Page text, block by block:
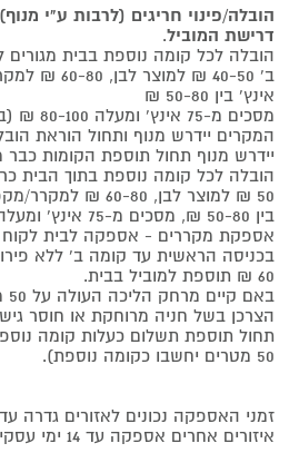
הובלה/פינוי חריגים (לרבות ע"י
דרישת המוביל.
הובלה לכל קומה נוספת בבית
אינץ' בין 50-80 ₪
מסכים מ-75
המקרים יידרש מנוף ותחול הוראת
יידרש מנוף תחול תוספת הקומות
בין 50-80 ₪, מסכים מ-75 אינץ' ומעלה 80-100 ₪.
אספקת מקררים - אספקה לבית
בכניסה הראשית עד קומה ב' ללא
60 ₪ תוספת למוביל בבית.
הצרכן בשל חניה מרוחקת או חוסר
תחול תוספת תשלום כעלות קומה
50 מטרים יחשבו כקומה נוספת).
זמני האספקה נכונים לאזורים גדרה
איזורים אחרים אספקה עד 14 ימי עסקים נוספים